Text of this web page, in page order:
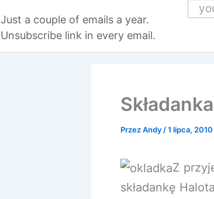
Just a couple of emails a year.
Unsubscribe link in every email.
Email
PrzezAndy /1 lipca, 2010
Z
składankę